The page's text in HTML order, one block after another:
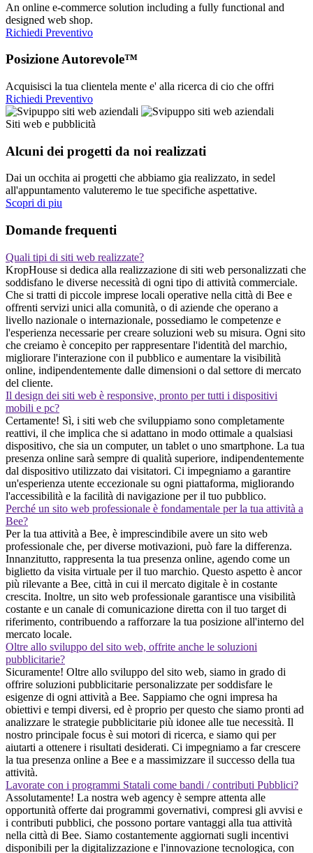
An online e-commerce solution including a fully functional and
designed web shop.
Richiedi Preventivo
Posizione Autorevole™
Acquisisci la tua clientela mente e' alla ricerca di cio che offri
Richiedi Preventivo
Siti web e pubblicità
Alcuni dei progetti da noi realizzati
Dai un occhita ai progetti che abbiamo gia realizzato, in sedel
all'appuntamento valuteremo le tue specifiche aspettative.
Scopri di piu
Domande frequenti
Quali tipi di siti web realizzate?
KropHouse si dedica alla realizzazione di siti web personalizzati che
soddisfano le diverse necessità di ogni tipo di attività commerciale.
Che si tratti di piccole imprese locali operative nella città di Bee e
offrenti servizi unici alla comunità, o di aziende che operano a
livello nazionale o internazionale, possediamo le competenze e
l'esperienza necessarie per creare soluzioni web su misura. Ogni sito
che creiamo è concepito per rappresentare l'identità del marchio,
migliorare l'interazione con il pubblico e aumentare la visibilità
online, indipendentemente dalle dimensioni o dal settore di mercato
del cliente.
Il design dei siti web è responsive, pronto per tutti i dispositivi
mobili e pc?
Certamente! Sì, i siti web che sviluppiamo sono completamente
reattivi, il che implica che si adattano in modo ottimale a qualsiasi
dispositivo, che sia un computer, un tablet o uno smartphone. La tua
presenza online sarà sempre di qualità superiore, indipendentemente
dal dispositivo utilizzato dai visitatori. Ci impegniamo a garantire
un'esperienza utente eccezionale su ogni piattaforma, migliorando
l'accessibilità e la facilità di navigazione per il tuo pubblico.
Perché un sito web professionale è fondamentale per la tua attività a
Bee?
Per la tua attività a Bee, è imprescindibile avere un sito web
professionale che, per diverse motivazioni, può fare la differenza.
Innanzitutto, rappresenta la tua presenza online, agendo come un
biglietto da visita virtuale per il tuo marchio. Questo aspetto è ancor
più rilevante a Bee, città in cui il mercato digitale è in costante
crescita. Inoltre, un sito web professionale garantisce una visibilità
costante e un canale di comunicazione diretta con il tuo target di
riferimento, contribuendo a rafforzare la tua posizione all'interno del
mercato locale.
Oltre allo sviluppo del sito web, offrite anche le soluzioni
pubblicitarie?
Sicuramente! Oltre allo sviluppo del sito web, siamo in grado di
offrire soluzioni pubblicitarie personalizzate per soddisfare le
esigenze di ogni attività a Bee. Sappiamo che ogni impresa ha
obiettivi e tempi diversi, ed è proprio per questo che siamo pronti ad
analizzare le strategie pubblicitarie più idonee alle tue necessità. Il
nostro principale focus è sui motori di ricerca, e siamo qui per
aiutarti a ottenere i risultati desiderati. Ci impegniamo a far crescere
la tua presenza online a Bee e a massimizzare il successo della tua
attività.
Lavorate con i programmi Statali come bandi / contributi Pubblici?
Assolutamente! La nostra web agency è sempre attenta alle
opportunità offerte dai programmi governativi, compresi gli avvisi e
i contributi pubblici, che possono portare vantaggi alla tua attività
nella città di Bee. Siamo costantemente aggiornati sugli incentivi
disponibili per la digitalizzazione e l'innovazione tecnologica, con